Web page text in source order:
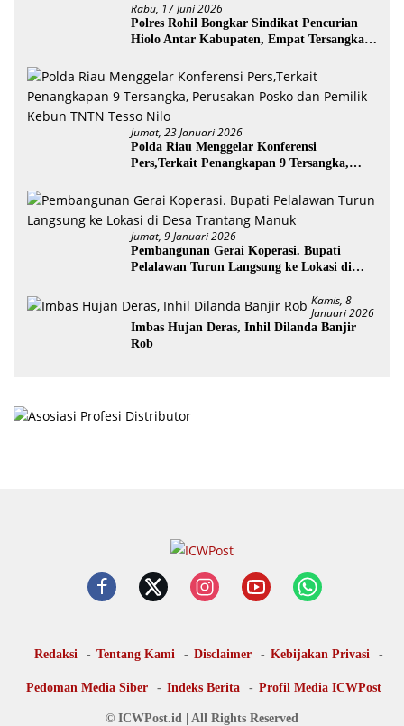
Rabu, 17 Juni 2026
Polres Rohil Bongkar Sindikat Pencurian
Hiolo Antar Kabupaten, Empat Tersangka
Jumat, 23 Januari 2026
Polda Riau Menggelar Konferensi
Pers,Terkait Penangkapan 9 Tersangka,
Tesso Nilo
Jumat, 9 Januari 2026
Pembangunan Gerai Koperasi. Bupati
Pelalawan Turun Langsung ke Lokasi di
Kamis, 8
Januari 2026
Imbas Hujan Deras, Inhil Dilanda Banjir
Rob
Redaksi Tentang Kami Disclaimer Kebijakan Privasi
Pedoman Media Siber Indeks Berita Profil Media ICWPost
© ICWPost.id | All Rights Reserved